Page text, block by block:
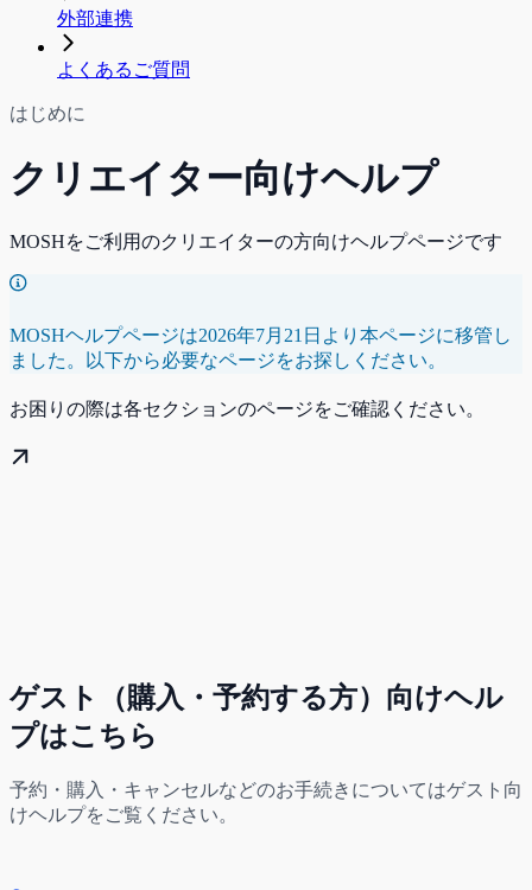
外部連携
よくあるご質問
はじめに
クリエイター向けヘルプ
MOSHをご利用のクリエイターの方向けヘルプページです
MOSHヘルプページは2026年7月21日より本ページに移管し
ました。以下から必要なページをお探しください。
お困りの際は各セクションのページをご確認ください。
ゲスト（購入・予約する方）向けヘル
プはこちら
予約・購入・キャンセルなどのお手続きについてはゲスト向
けヘルプをご覧ください。